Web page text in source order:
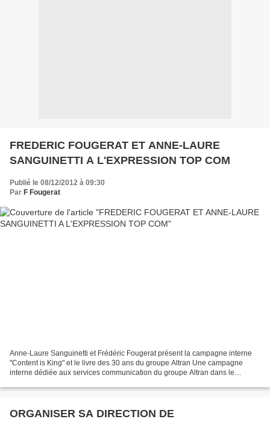
FREDERIC FOUGERAT ET ANNE-LAURE
SANGUINETTI A L'EXPRESSION TOP COM
Publié le 08/12/2012 à 09:30
Par F Fougerat
Anne-Laure Sanguinetti et Frédéric Fougerat présent la campagne interne
"Content is King" et le livre des 30 ans du groupe Altran Une campagne
interne dédiée aux services communication du groupe Altran dans le
ORGANISER SA DIRECTION DE